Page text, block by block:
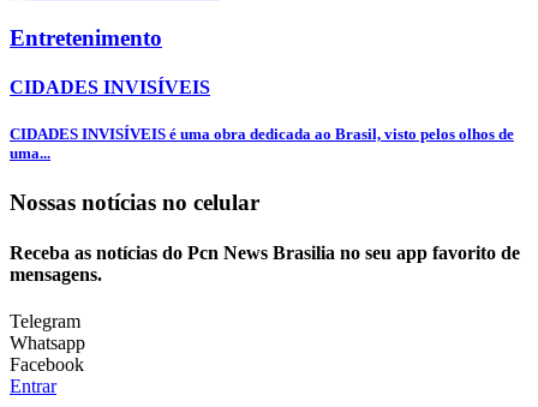
Entretenimento
CIDADES INVISÍVEIS
CIDADES INVISÍVEIS é uma obra dedicada ao Brasil, visto pelos olhos de
uma...
Nossas notícias no celular
Receba as notícias do Pcn News Brasilia no seu app favorito de
mensagens.
Telegram
Whatsapp
Facebook
Entrar